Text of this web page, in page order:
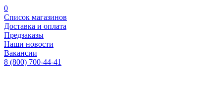
0
Список магазинов
Доставка и оплата
Предзаказы
Наши новости
Вакансии
8 (800) 700-44-41